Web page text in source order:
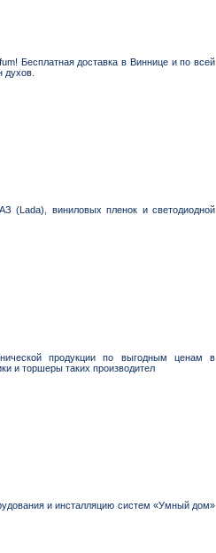
Бесплатная доставка в Виннице и по всей
духов.
(Lada), виниловых пленок и светодиодной
продукции по выгодным ценам в
и торшеры таких производител
и инсталляцию систем «Умный дом»